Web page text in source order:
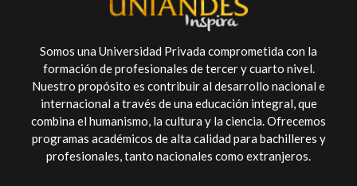
Somos una Universidad Privada comprometida con la
formación de profesionales de tercer y cuarto nivel.
Nuestro propósito es contribuir al desarrollo nacional e
internacional a través de una educación integral, que
combina el humanismo, la cultura y la ciencia. Ofrecemos
programas académicos de alta calidad para bachilleres y
profesionales, tanto nacionales como extranjeros.